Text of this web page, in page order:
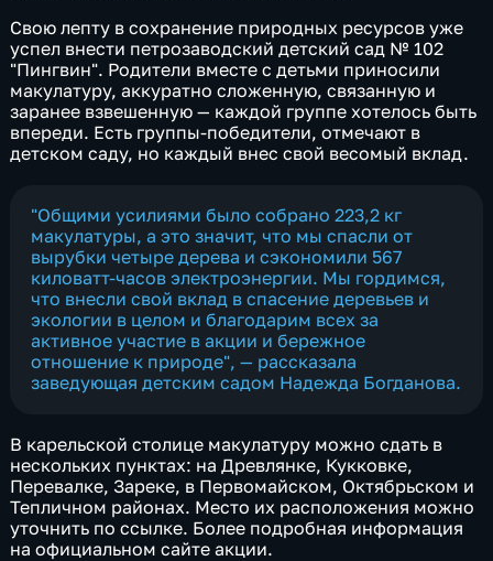
Свою лепту в сохранение природных ресурсов уже
успел внести петрозаводский детский сад № 102
"Пингвин". Родители вместе с детьми приносили
макулатуру, аккуратно сложенную, связанную и
заранее взвешенную — каждой группе хотелось быть
впереди. Есть группы-победители, отмечают в
детском саду, но каждый внес свой весомый вклад.
"Общими усилиями было собрано 223,2 кг
макулатуры, а это значит, что мы спасли от
вырубки четыре дерева и сэкономили 567
киловатт-часов электроэнергии. Мы гордимся,
что внесли свой вклад в спасение деревьев и
экологии в целом и благодарим всех за
активное участие в акции и бережное
отношение к природе", — рассказала
заведующая детским садом Надежда Богданова.
В карельской столице макулатуру можно сдать в
нескольких пунктах: на Древлянке, Кукковке,
Перевалке, Зареке, в Первомайском, Октябрьском и
Тепличном районах. Место их расположения можно
уточнить по ссылке. Более подробная информация
на официальном сайте акции.